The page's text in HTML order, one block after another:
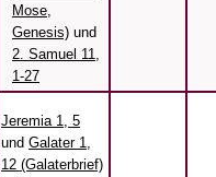
Mose,
Genesis) und
2. Samuel 11,
1-27
Jeremia 1, 5
und Galater 1,
12 (Galaterbrief)